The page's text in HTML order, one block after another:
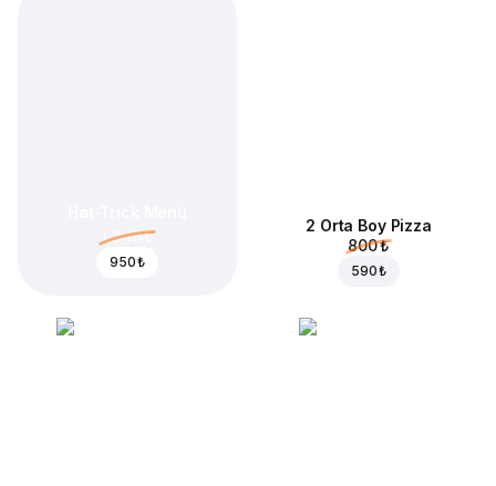
1.340 ₺
950 ₺
2 Orta Boy Pizza
800 ₺
590 ₺